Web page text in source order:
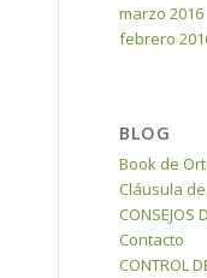
marzo 2016
febrero
BLOG
Book de
Cláusula
CONSEJOS
Contacto
CONTROL